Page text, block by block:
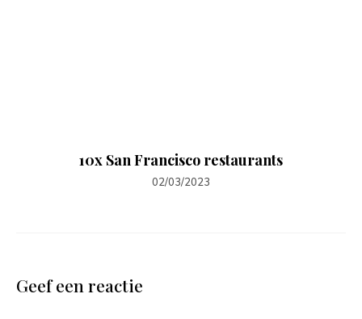
10x San Francisco restaurants
02/03/2023
Geef een reactie